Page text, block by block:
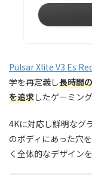
Pulsar Xlite V3 Es
学を再定義し長時間
を追求したゲーミン
4Kに対応し鮮明なグ
のボディにあった穴
く全体的なデザイン